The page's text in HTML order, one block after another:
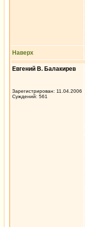
Наверх
Евгений В. Балакирев
Зарегистрирован: 11.04.2006
Суждений: 561